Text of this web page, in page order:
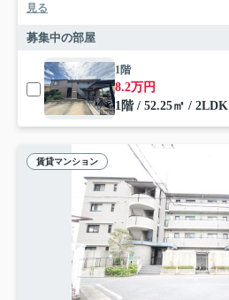
見る
募集中の部屋
1階
8.2万円
1階 / 52.25㎡ / 2LDK
賃貸マンション